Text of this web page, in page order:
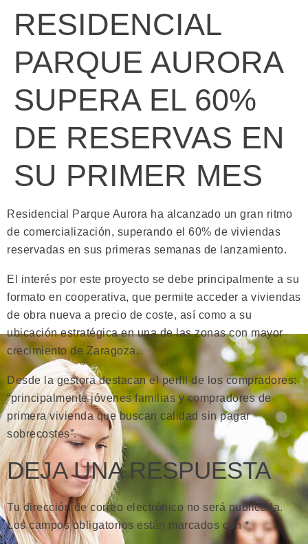
RESIDENCIAL
PARQUE AURORA
SUPERA EL 60%
DE RESERVAS EN
SU PRIMER MES
Residencial Parque Aurora ha alcanzado un gran ritmo
de comercialización, superando el 60% de viviendas
reservadas en sus primeras semanas de lanzamiento.
El interés por este proyecto se debe principalmente a su
formato en cooperativa, que permite acceder a viviendas
de obra nueva a precio de coste, así como a su
ubicación estratégica en una de las zonas con mayor
crecimiento de Zaragoza.
Desde la gestora destacan el perfil de los compradores:
“principalmente jóvenes familias y compradores de
primera vivienda que buscan calidad sin pagar
sobrecostes”.
DEJA UNA RESPUESTA
Tu dirección de correo electrónico no será publicada.
Los campos obligatorios están marcados con*